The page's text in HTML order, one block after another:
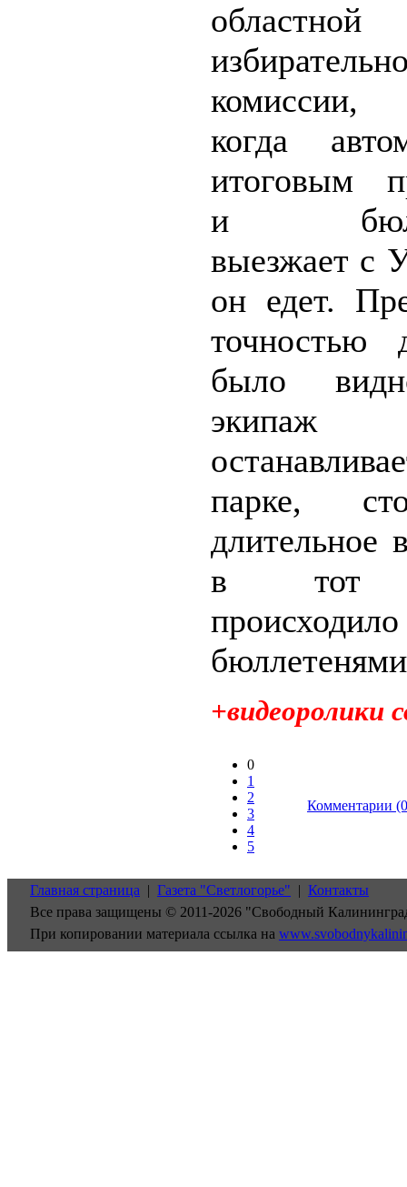
областной
когда
итоговым
и
выезжает с
он едет.
точностью
было
экипаж
парке,
длительное
в тот
+видеоролики
0
1
2
3
4
5
Комментарии
Главная страница | Газета "Светлогорье" | Контакты
Все права защищены © 2011-2026 "Свободный
При копировании материала ссылка на